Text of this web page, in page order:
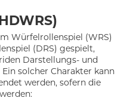
Würfelrollenspiel (WRS)
(DRS) gespielt,
Darstellungs- und
solcher Charakter kann
werden, sofern die